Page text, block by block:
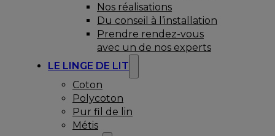
Nos réalisations
Du conseil à l’installation
Prendre rendez-vous
avec un de nos experts
LE LINGE DE LIT
Coton
Polycoton
Pur fil de lin
Métis